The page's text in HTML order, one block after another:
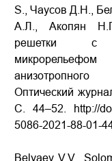
S., Чаусов Д.Н.,
А.Л., Акопян
решетки с
Оптический
С. 44–52. http://
5086-2021-88-01-
Belyaev V.V.,